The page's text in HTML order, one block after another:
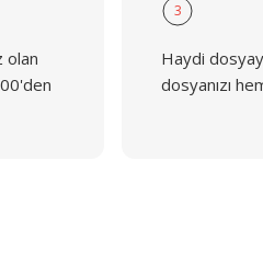
olan
3
Haydi
dosyanızı